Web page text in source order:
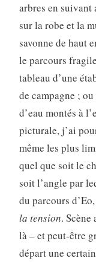
arbres en suivant
sur la robe et la
savonne de haut
le parcours
tableau d’une
de campagne ;
d’eau montés à
picturale, j’ai
même les plus
quel que soit le
soit l’angle par
du parcours
la tension. Scène
là – et peut-être
départ une